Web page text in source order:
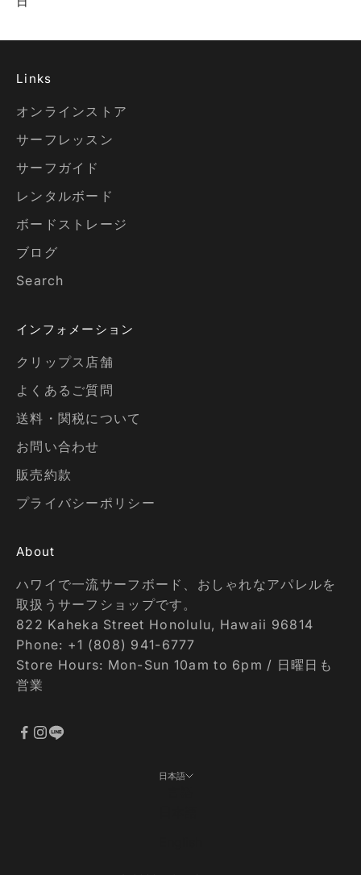
Links
オンラインストア
サーフレッスン
サーフガイド
レンタルボード
ボードストレージ
ブログ
Search
インフォメーション
クリップス店舗
よくあるご質問
送料・関税について
お問い合わせ
販売約款
プライバシーポリシー
About
ハワイで一流サーフボード、おしゃれなアパレルを
取扱うサーフショップです。
822 Kaheka Street Honolulu, Hawaii 96814
Phone: +1 (808) 941-6777
Store Hours: Mon-Sun 10am to 6pm / 日曜日も
営業
日本語